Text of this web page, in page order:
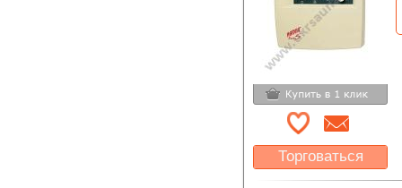
Торговаться
Какая цена Вас